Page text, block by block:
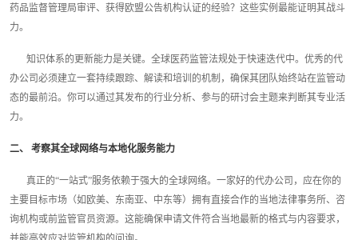
药品监督管理局审评、获得欧盟公告机构认证的经验？这些实例最能证明其战斗
力。
知识体系的更新能力是关键。全球医药监管法规处于快速迭代中。优秀的代
办公司必须建立一套持续跟踪、解读和培训的机制，确保其团队始终站在监管动
态的最前沿。你可以通过其发布的行业分析、参与的研讨会主题来判断其专业活
力。
二、 考察其全球网络与本地化服务能力
真正的“一站式”服务依赖于强大的全球网络。一家好的代办公司，应在你的
主要目标市场（如欧美、东南亚、中东等）拥有直接合作的当地法律事务所、咨
询机构或前监管官员资源。这能确保申请文件符合当地最新的格式与内容要求，